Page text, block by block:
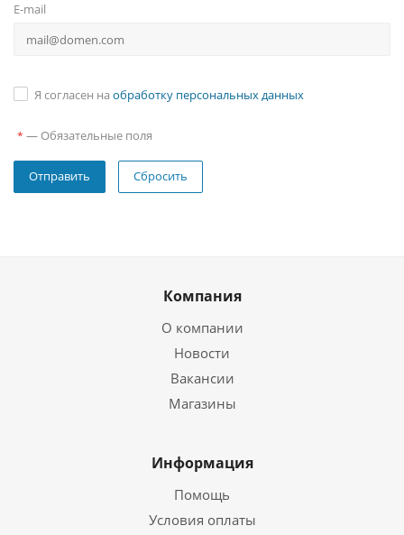
E-mail
Я согласен на обработку персональных данных
* — Обязательные поля
Сбросить
Компания
О компании
Новости
Вакансии
Магазины
Информация
Помощь
Условия оплаты